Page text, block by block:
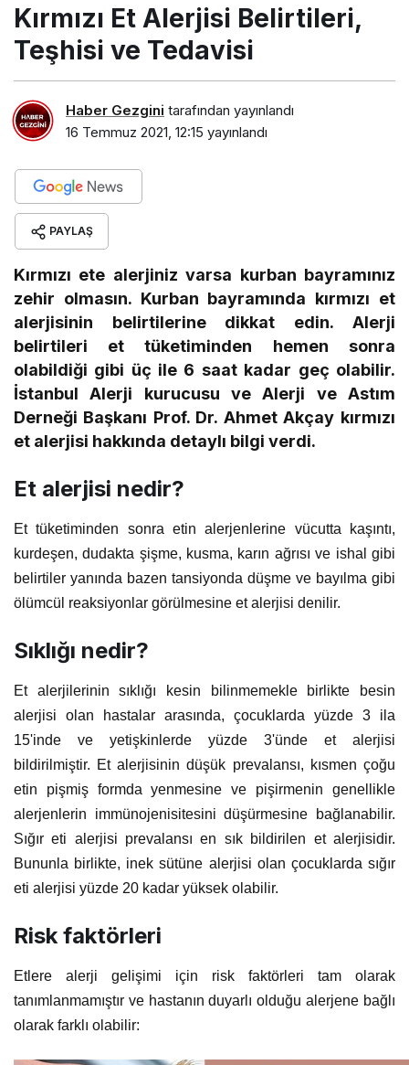
Kırmızı Et Alerjisi Belirtileri,
Teşhisi ve Tedavisi
Haber Gezgini tarafından yayınlandı
16 Temmuz 2021, 12:15 yayınlandı
PAYLAŞ
Kırmızı ete alerjiniz varsa kurban bayramınız
zehir olmasın. Kurban bayramında kırmızı et
alerjisinin belirtilerine dikkat edin. Alerji
belirtileri et tüketiminden hemen sonra
olabildiği gibi üç ile 6 saat kadar geç olabilir.
İstanbul Alerji kurucusu ve Alerji ve Astım
Derneği Başkanı Prof. Dr. Ahmet Akçay kırmızı
et alerjisi hakkında detaylı bilgi verdi.
Et alerjisi nedir?
Et tüketiminden sonra etin alerjenlerine vücutta kaşıntı,
kurdeşen, dudakta şişme, kusma, karın ağrısı ve ishal gibi
belirtiler yanında bazen tansiyonda düşme ve bayılma gibi
ölümcül reaksiyonlar görülmesine et alerjisi denilir.
Sıklığı nedir?
Et alerjilerinin sıklığı kesin bilinmemekle birlikte besin
alerjisi olan hastalar arasında, çocuklarda yüzde 3 ila
15'inde ve yetişkinlerde yüzde 3'ünde et alerjisi
bildirilmiştir. Et alerjisinin düşük prevalansı, kısmen çoğu
etin pişmiş formda yenmesine ve pişirmenin genellikle
alerjenlerin immünojenisitesini düşürmesine bağlanabilir.
Sığır eti alerjisi prevalansı en sık bildirilen et alerjisidir.
Bununla birlikte, inek sütüne alerjisi olan çocuklarda sığır
eti alerjisi yüzde 20 kadar yüksek olabilir.
Risk faktörleri
Etlere alerji gelişimi için risk faktörleri tam olarak
tanımlanmamıştır ve hastanın duyarlı olduğu alerjene bağlı
olarak farklı olabilir: